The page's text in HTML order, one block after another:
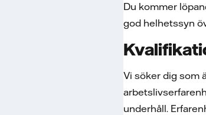
Du kommer
god helhetssyn
Vi söker dig som
underhåll.